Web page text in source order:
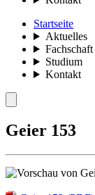
Startseite
Aktuelles
Fachschaft
Studium
Kontakt
Geier 153